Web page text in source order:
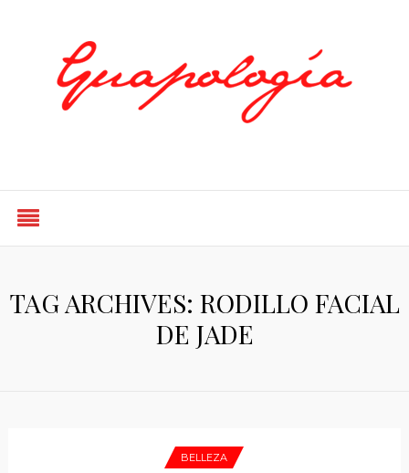
TAG ARCHIVES: RODILLO FACIAL
DE JADE
BELLEZA